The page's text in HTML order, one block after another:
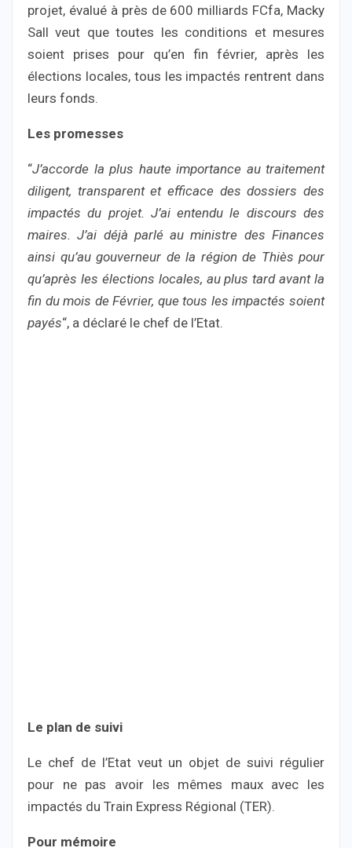
projet, évalué à près de 600 milliards FCfa, Macky
Sall veut que toutes les conditions et mesures
soient prises pour qu’en fin février, après les
élections locales, tous les impactés rentrent dans
leurs fonds.
Les promesses
“J’accorde la plus haute importance au traitement
diligent, transparent et efficace des dossiers des
impactés du projet. J’ai entendu le discours des
maires. J’ai déjà parlé au ministre des Finances
ainsi qu’au gouverneur de la région de Thiès pour
qu’après les élections locales, au plus tard avant la
fin du mois de Février, que tous les impactés soient
payés“, a déclaré le chef de l’Etat.
Le plan de suivi
Le chef de l’Etat veut un objet de suivi régulier
pour ne pas avoir les mêmes maux avec les
impactés du Train Express Régional (TER).
Pour mémoire